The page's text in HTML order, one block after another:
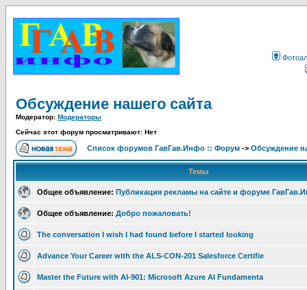
Обсуждение нашего сайта
Модератор: Модераторы
Сейчас этот форум просматривают: Нет
Список форумов ГавГав.Инфо :: Форум -> Обсуждение
Темы
Общее объявление: Публикация рекламы на сайте и форуме
Общее объявление: Добро пожаловать!
The conversation I wish I had found before I started looking
Advance Your Career with the ALS-CON-201 Salesforce Certifie
Master the Future with AI-901: Microsoft Azure AI Fundamenta